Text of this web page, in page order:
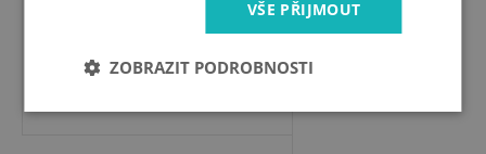
VŠE PŘIJMOUT
ZOBRAZIT PODROBNOSTI